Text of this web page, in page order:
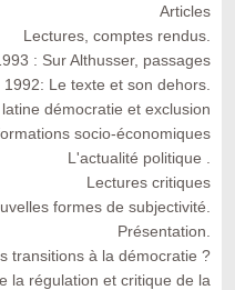
Articles
Lectures, comptes rendus.
: Sur Althusser, passages
1992: Le texte et son dehors.
démocratie et exclusion
socio-économiques
L'actualité politique .
Lectures critiques
formes de subjectivité.
Présentation.
transitions à la démocratie ?
la régulation et critique de la